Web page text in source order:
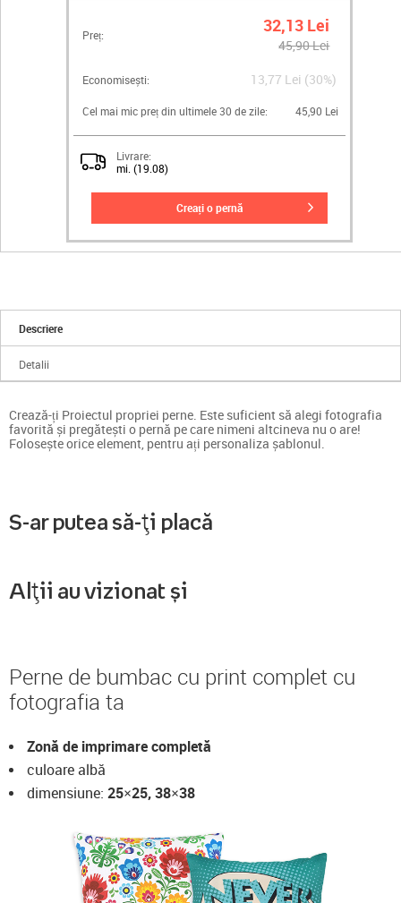
Preț: 32,13 Lei
45,90 Lei
Economisești: 13,77 Lei (30%)
Cel mai mic preț din ultimele 30 de zile: 45,90 Lei
Livrare:
mi. (19.08)
creați o pernă
Descriere
Detalii
Crează-ți Proiectul propriei perne. Este suficient să alegi fotografia
favorită și pregătești o pernă pe care nimeni altcineva nu o are!
Folosește orice element, pentru ați personaliza șablonul.
S-ar putea să-ți placă
Alții au vizionat și
Perne de bumbac cu print complet cu
fotografia ta
Zonă de imprimare completă
culoare albă
dimensiune: 25×25, 38×38